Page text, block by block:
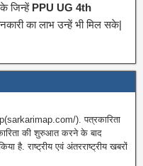
जिन्हें PPU UG 4th
का लाभ उन्हें भी मिल सके|
). पत्रकारिता
की शुरुआत करने के बाद
है. राष्ट्रीय एवं अंतरराष्ट्रीय खबरों